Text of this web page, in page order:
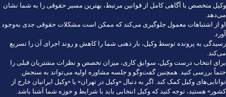
وکیل متخصص با آگاهی کامل از قوانین مرتبط، بهترین مسیر حقوقی را به شما نشان
می‌دهد.
او از اشتباهات معمول جلوگیری می‌کند که ممکن است مشکلات حقوقی جدی به‌وجود
آورد.
رسیدگی به پرونده توسط وکیل، بار ذهنی شما را کاهش و روند اجرای آن را تسریع
می‌کند.
برای انتخاب درست وکیل، سوابق کاری، میزان تخصص و نظرات مشتریان قبلی را
حتماً بررسی کنید. همچنین گفت‌وگو و جلسه مشاوره اولیه می‌تواند به سنجش
توانایی‌های وکیل کمک کند. اگر به دنبال «وکیل در تهران» یا «وکیل ایرانیان خارج از
کشور» هستید، توجه کنید که وکیل انتخابی باید با شرایط و حوزه شما آشنا باشد.